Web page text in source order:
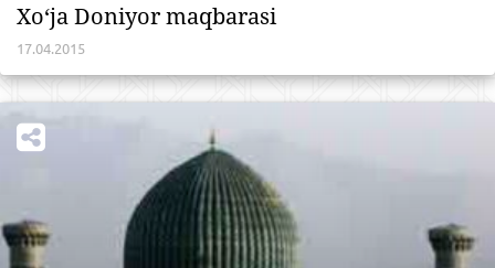
Xo‘ja Doniyor maqbarasi
17.04.2015